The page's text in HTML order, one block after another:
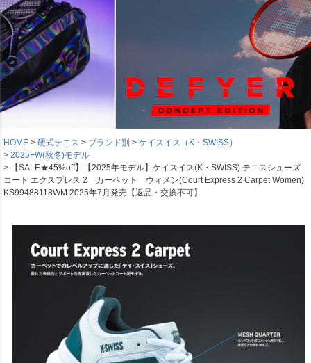
HOME 硬式テニス ブランド別
ケイスイス（K・SWISS）
2025FW(秋冬)モデル
【SALE★45%off】【2025年モデル】ケイスイス(K・SWISS) テニスシューズ
コート エクスプレス 2 カーペット ウィメン(Court Express 2 Carpet Women)
KS99488118WM 2025年7月発売【返品・交換不可】